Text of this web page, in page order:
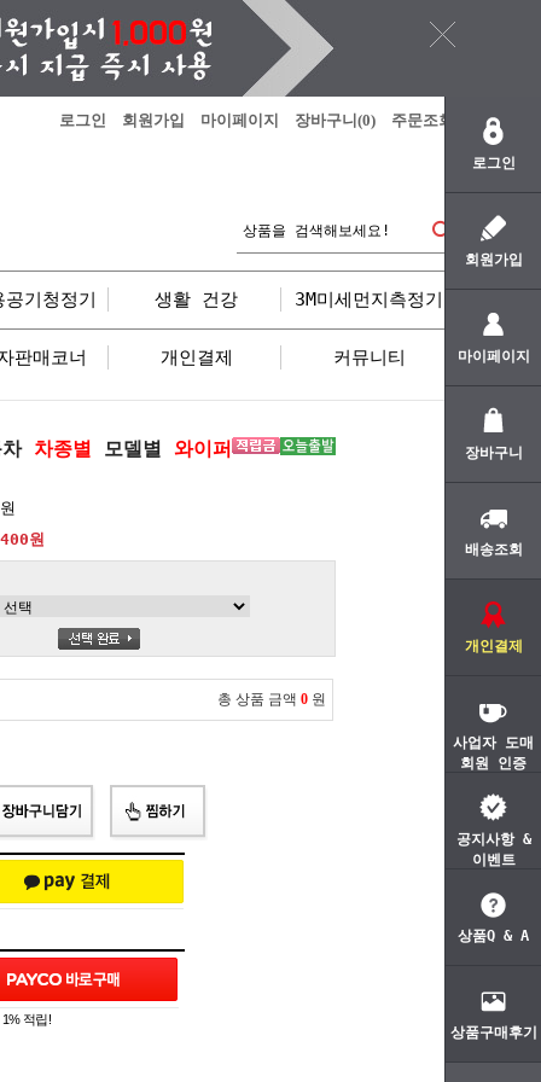
로그인
회원가입
마이페이지
장바구니
배송조회
개인결제
사업자 도매
회원 인증
공지사항 &
이벤트
상품Q & A
상품구매후기
로그인 회원가입 마이페이지 장바구니(0) 주문조회
공기청정기 생활 건강 3M미세먼지측정기
판매코너 개인결제 커뮤니티
차종별 모델별 와이퍼
원
총 상품 금액 0 원
적립!